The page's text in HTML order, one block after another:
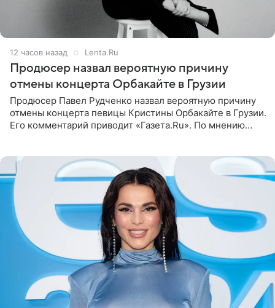
12 часов назад Lenta.Ru
Продюсер назвал вероятную причину
отмены концерта Орбакайте в Грузии
Продюсер Павел Рудченко назвал вероятную причину
отмены концерта певицы Кристины Орбакайте в Грузии.
Его комментарий приводит «Газета.Ru». По мнению